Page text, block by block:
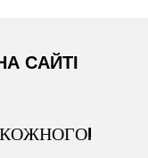
САЙТІ